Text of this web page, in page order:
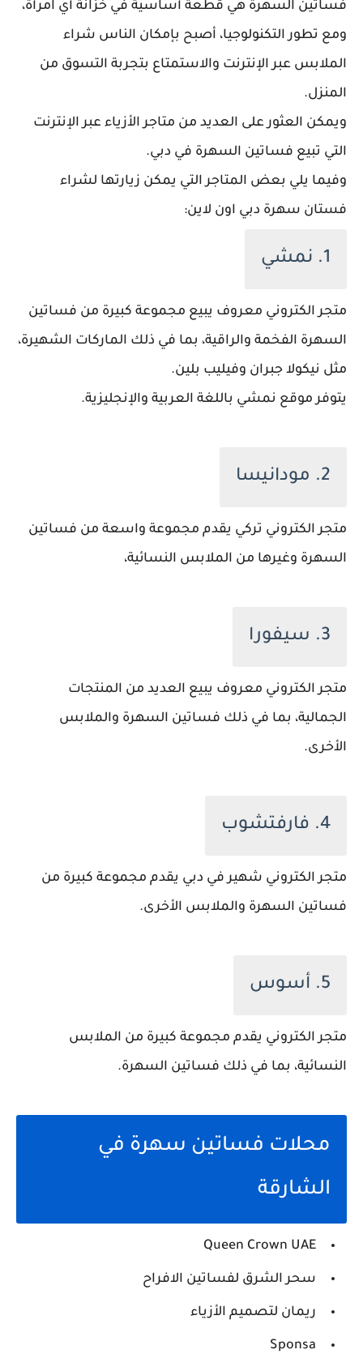
فساتين السهرة هي قطعة أساسية في خزانة أي امرأة،
ومع تطور التكنولوجيا، أصبح بإمكان الناس شراء
الملابس عبر الإنترنت والاستمتاع بتجربة التسوق من
المنزل.
ويمكن العثور على العديد من متاجر الأزياء عبر الإنترنت
التي تبيع فساتين السهرة في دبي.
وفيما يلي بعض المتاجر التي يمكن زيارتها لشراء
فستان سهرة دبي اون لاين:
1. نمشي
متجر الكتروني معروف يبيع مجموعة كبيرة من فساتين
السهرة الفخمة والراقية، بما في ذلك الماركات الشهيرة،
مثل نيكولا جبران وفيليب بلين.
يتوفر موقع نمشي باللغة العربية والإنجليزية.
2. مودانيسا
متجر الكتروني تركي يقدم مجموعة واسعة من فساتين
السهرة وغيرها من الملابس النسائية،
3. سيفورا
متجر الكتروني معروف يبيع العديد من المنتجات
الجمالية، بما في ذلك فساتين السهرة والملابس
الأخرى.
4. فارفتشوب
متجر الكتروني شهير في دبي يقدم مجموعة كبيرة من
فساتين السهرة والملابس الأخرى.
5. أسوس
متجر الكتروني يقدم مجموعة كبيرة من الملابس
النسائية، بما في ذلك فساتين السهرة.
محلات فساتين سهرة في
الشارقة
Queen Crown UAE
سحر الشرق لفساتين الافراح
ريمان لتصميم الأزياء
Sponsa